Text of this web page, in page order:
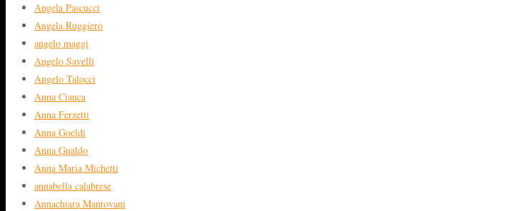
Angela Pascucci
Angela Ruggiero
angelo maggi
Angelo Savelli
Angelo Talocci
Anna Cianca
Anna Ferzetti
Anna Goeldi
Anna Gualdo
Anna Maria Michetti
annabella calabrese
Annachiara Mantovani